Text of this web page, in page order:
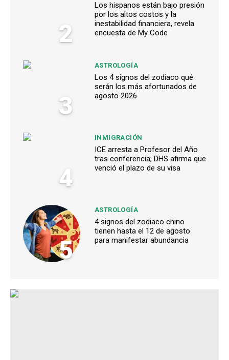
2
Los hispanos están bajo presión
por los altos costos y la
inestabilidad financiera, revela
encuesta de My Code
3
ASTROLOGÍA
Los 4 signos del zodiaco qué
serán los más afortunados de
agosto 2026
4
INMIGRACIÓN
ICE arresta a Profesor del Año
tras conferencia; DHS afirma que
venció el plazo de su visa
5
ASTROLOGÍA
4 signos del zodiaco chino
tienen hasta el 12 de agosto
para manifestar abundancia